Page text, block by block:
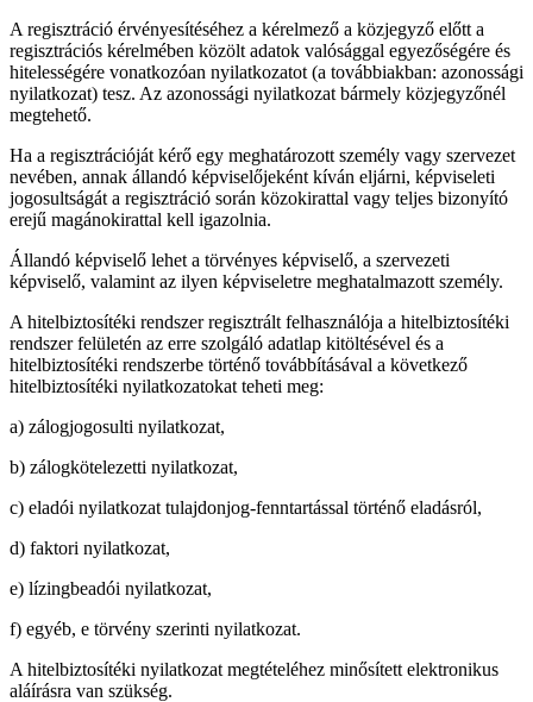
A regisztráció érvényesítéséhez a kérelmező a közjegyző előtt a
regisztrációs kérelmében közölt adatok valósággal egyezőségére és
hitelességére vonatkozóan nyilatkozatot (a továbbiakban: azonossági
nyilatkozat) tesz. Az azonossági nyilatkozat bármely közjegyzőnél
megtehető.
Ha a regisztrációját kérő egy meghatározott személy vagy szervezet
nevében, annak állandó képviselőjeként kíván eljárni, képviseleti
jogosultságát a regisztráció során közokirattal vagy teljes bizonyító
erejű magánokirattal kell igazolnia.
Állandó képviselő lehet a törvényes képviselő, a szervezeti
képviselő, valamint az ilyen képviseletre meghatalmazott személy.
A hitelbiztosítéki rendszer regisztrált felhasználója a hitelbiztosítéki
rendszer felületén az erre szolgáló adatlap kitöltésével és a
hitelbiztosítéki rendszerbe történő továbbításával a következő
hitelbiztosítéki nyilatkozatokat teheti meg:
a) zálogjogosulti nyilatkozat,
b) zálogkötelezetti nyilatkozat,
c) eladói nyilatkozat tulajdonjog-fenntartással történő eladásról,
d) faktori nyilatkozat,
e) lízingbeadói nyilatkozat,
f) egyéb, e törvény szerinti nyilatkozat.
A hitelbiztosítéki nyilatkozat megtételéhez minősített elektronikus
aláírásra van szükség.